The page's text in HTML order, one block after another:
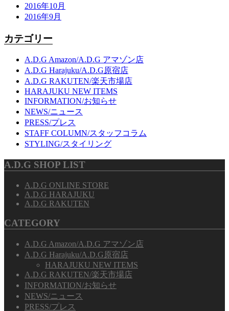
2016年10月
2016年9月
カテゴリー
A.D.G Amazon/A.D.G アマゾン店
A.D.G Harajuku/A.D.G原宿店
A.D.G RAKUTEN/楽天市場店
HARAJUKU NEW ITEMS
INFORMATION/お知らせ
NEWS/ニュース
PRESS/プレス
STAFF COLUMN/スタッフコラム
STYLING/スタイリング
A.D.G SHOP LIST
A.D.G ONLINE STORE
A.D.G HARAJUKU
A.D.G RAKUTEN
CATEGORY
A.D.G Amazon/A.D.G アマゾン店
A.D.G Harajuku/A.D.G原宿店
HARAJUKU NEW ITEMS
A.D.G RAKUTEN/楽天市場店
INFORMATION/お知らせ
NEWS/ニュース
PRESS/プレス